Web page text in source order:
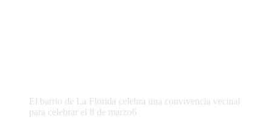
El barrio de La Florida celebra una convivencia vecinal
para celebrar el 8 de marzo6